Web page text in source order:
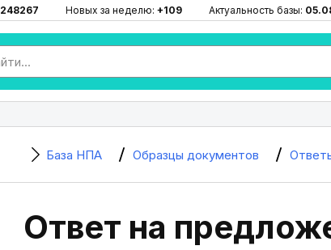
248267 Новых за неделю: +109 Актуальность базы:
База НПА Образцы документов
Ответ на